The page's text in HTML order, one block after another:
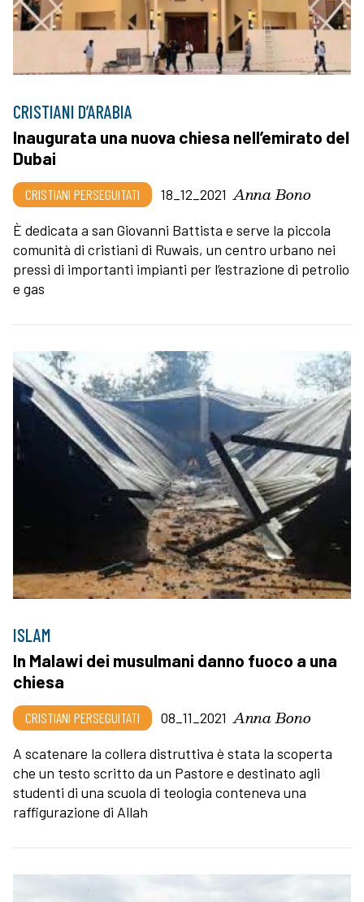
CRISTIANI D’ARABIA
Inaugurata una nuova chiesa nell’emirato del
Dubai
CRISTIANI PERSEGUITATI 18_12_2021 Anna Bono
È dedicata a san Giovanni Battista e serve la piccola
comunità di cristiani di Ruwais, un centro urbano nei
pressi di importanti impianti per l’estrazione di petrolio
e gas
ISLAM
In Malawi dei musulmani danno fuoco a una
chiesa
CRISTIANI PERSEGUITATI 08_11_2021 Anna Bono
A scatenare la collera distruttiva è stata la scoperta
che un testo scritto da un Pastore e destinato agli
studenti di una scuola di teologia conteneva una
raffigurazione di Allah